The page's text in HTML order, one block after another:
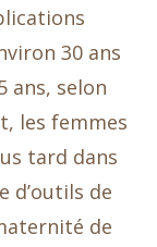
30 ans
ans, selon
les femmes
tard dans
d’outils de
de